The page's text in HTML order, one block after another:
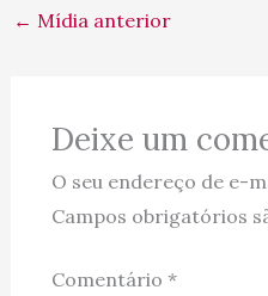
← Mídia anterior
Deixe um
O seu endereço de e-
Campos obrigatórios
Comentário *